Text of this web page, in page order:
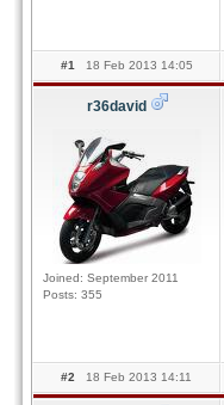
#1 18 Feb 2013 14:05
r36david
Joined: September 2011
Posts: 355
#2 18 Feb 2013 14:11